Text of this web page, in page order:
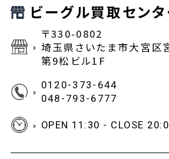
ビーグル買取センタ
〒330-0802
埼玉県さいたま市大宮区
第9松ビル1F
0120-373-644
048-793-6777
OPEN 11:30 - CLOSE